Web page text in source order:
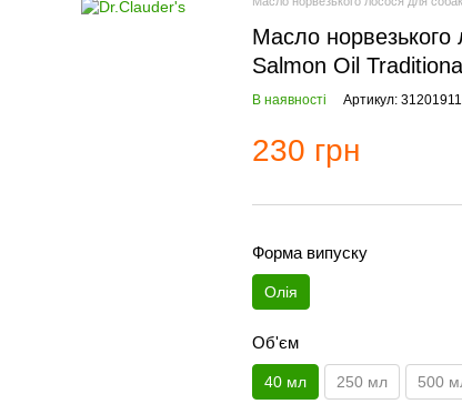
Масло норвезького
Salmon Oil
В наявності Артикул: 31201911
230 грн
Форма випуску
Олія
Об'єм
40 мл 250 мл 500